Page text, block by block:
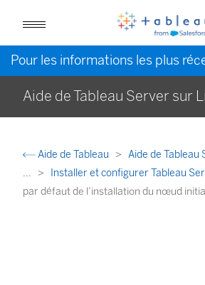
Aide de Tableau Server sur
Aide de Tableau
Aide de Tableau
...
Installer et configurer Tableau
par défaut de l’installation du nœud